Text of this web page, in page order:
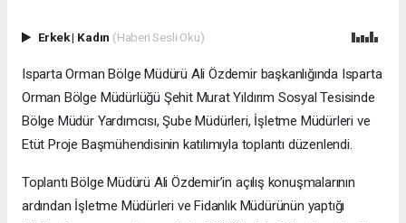
Erkek| Kadın (Haberi Sesli Oku)
Isparta Orman Bölge Müdürü Ali Özdemir başkanlığında Isparta
Orman Bölge Müdürlüğü Şehit Murat Yıldırım Sosyal Tesisinde
Bölge Müdür Yardımcısı, Şube Müdürleri, İşletme Müdürleri ve
Etüt Proje Başmühendisinin katılımıyla toplantı düzenlendi.
Toplantı Bölge Müdürü Ali Özdemir’in açılış konuşmalarının
ardından İşletme Müdürleri ve Fidanlık Müdürünün yaptığı